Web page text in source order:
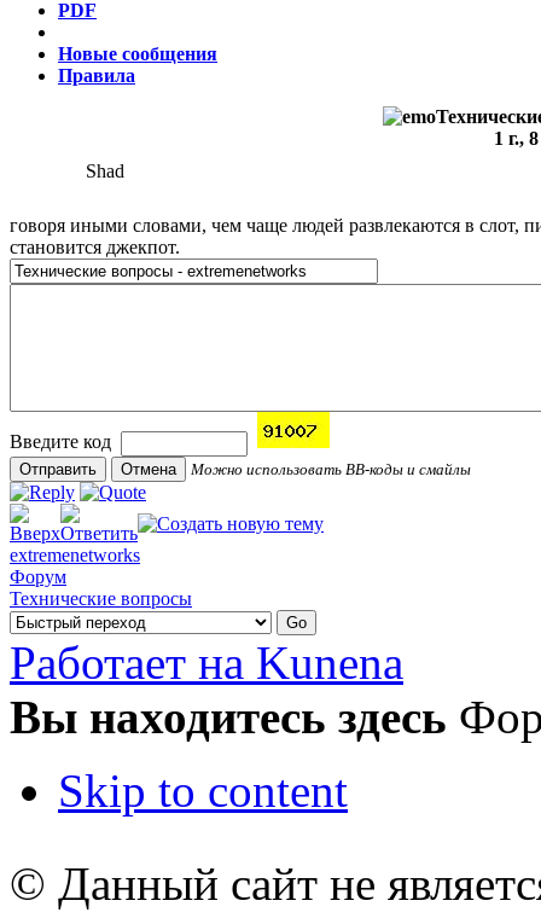
PDF
Новые сообщения
Правила
1 г.,
Shad
говоря иными словами, чем чаще людей развлекаются в слот,
становится джекпот.
Введите код
Можно использовать BB-коды и смайлы
extremenetworks
Форум
Технические вопросы
Работает на Kunena
Вы находитесь здесь
Skip to content
© Данный сайт не